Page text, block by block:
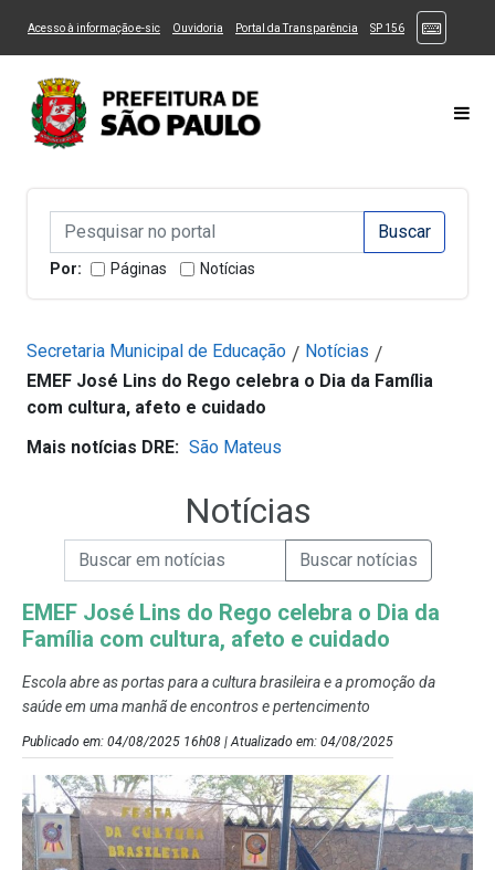
Ir ao Conteúdo Ir para menu principal Ir para busca 3
Alternar Alto Contraste
Acesso à informação e-sic(Link para um novo sítio)
Ouvidoria (Link para um novo sítio)
Portal da Transparência (Link para um novo sítio)
SP 156(Link para um
Campo de Busca de informações
Campo de Busca de informações Enviar a Busca
Por: Páginas Notícias
Secretaria Municipal de Educação / Notícias /
EMEF José Lins do Rego celebra o Dia da Família
com cultura, afeto e cuidado
Mais notícias DRE: São Mateus
Notícias
Campo de Busca de Notícias
Campo de Busca de informaçõesEnviar a Busca de Notícias
EMEF José Lins do Rego celebra o Dia da
Família com cultura, afeto e cuidado
Escola abre as portas para a cultura brasileira e a promoção da
saúde em uma manhã de encontros e pertencimento
Publicado em: 04/08/2025 16h08 | Atualizado em: 04/08/2025